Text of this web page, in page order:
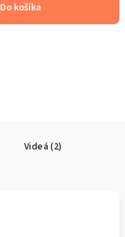
Do košíka
Videá (2)